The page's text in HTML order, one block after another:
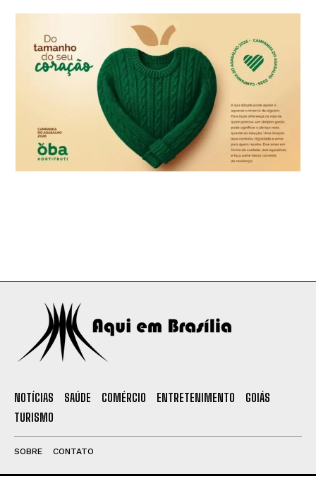
NOTÍCIAS SAÚDE COMÉRCIO ENTRETENIMENTO
GOIÁS
TURISMO
SOBRE CONTATO